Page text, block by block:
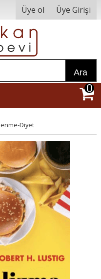
Üye ol Üye Girişi
Ara
0
Diyet